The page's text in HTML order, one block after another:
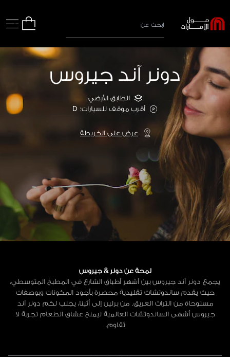
دونر آند جيروس
الطابق الأرضي
أقرب موقف للسيارات: D
عرض على الخريطة
لمحة عن دونر & جيروس
يجمع دونر آند جيروس بين أشهر أطباق الشارع في المطبخ المتوسطي،
حيث يقدم ساندوتشات تقليدية محضرة بأجود المكونات وبوصفات
مستوحاة من التراث العريق. من برلين إلى أثينا، يجلب لكم دونر آند
جيروس أشهى الساندوتشات العالمية ليمنح عشاق الطعام تجربة لا
تُقاوم.